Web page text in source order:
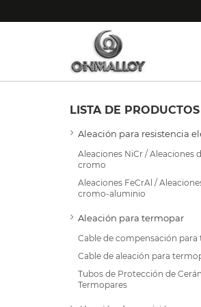
LISTA DE PRODUCTOS
Aleación para resistencia
Aleaciones NiCr / Aleaciones
cromo
Aleaciones FeCrAl /
cromo-aluminio
Aleación para termopar
Cable de compensación
Cable de aleación para
Tubos de Protección de
Termopares